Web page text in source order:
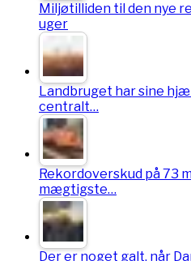
Miljøtilliden til den nye
uger
Landbruget har sine
centralt…
Rekordoverskud på 73
mægtigste…
Der er noget galt, når